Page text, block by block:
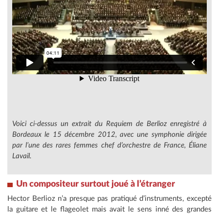
Voici ci-dessus un extrait du Requiem de Berlioz enregistré à
Bordeaux le 15 décembre 2012, avec une symphonie dirigée
par l’une des rares femmes chef d’orchestre de France, Éliane
Lavail.
Un compositeur surtout joué à l’étranger
Hector Berlioz n’a presque pas pratiqué d’instruments, excepté
la guitare et le flageolet mais avait le sens inné des grandes